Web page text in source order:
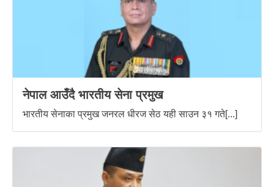
नेपाल आउँदै भारतीय सेना प्रमुख
भारतीय सेनाका प्रमुख जनरल धीरज सेठ यही साउन ३१ गते[...]